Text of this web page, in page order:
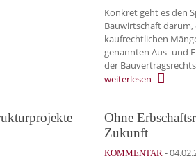
Konkret geht es den
Bauwirtschaft
kaufrechtlichen
genannten Aus- und
der
weiterlesen
Ohne
Zukunft
KOMMENTAR -